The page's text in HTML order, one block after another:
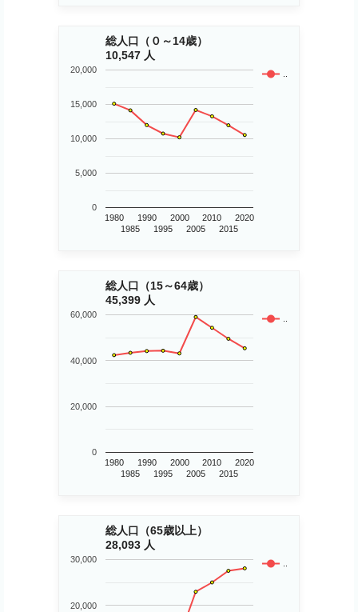
総人口（０～14歳）
10,547 人
..
1980
1985
1990
1995
2000
2005
2010
2015
2020
0
5,000
10,000
15,000
20,000
総人口（15～64歳）
45,399 人
..
1980
1985
1990
1995
2000
2005
2010
2015
2020
0
20,000
40,000
60,000
総人口（65歳以上）
28,093 人
..
20,000
30,000